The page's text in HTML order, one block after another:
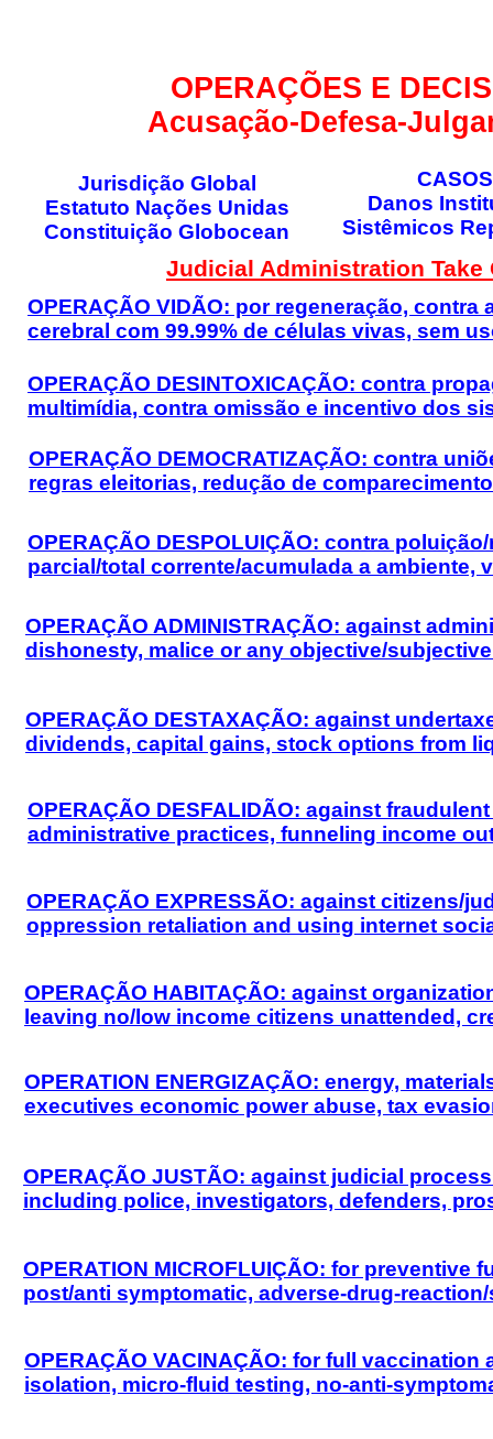
OPERAÇÕES E
Acusação-Defesa-
OPERAÇÃO VIDÃO: por regeneração,
cerebral com 99.99% de células vivas, sem
OPERAÇÃO DESINTOXICAÇÃO: contra
multimídia, contra omissão e incentivo dos
Jurisdição Global
Estatuto Nações Unidas
Constituição Globocean
Danos
Sistêmicos
OPERAÇÃO DEMOCRATIZAÇÃO: contra
regras eleitorias, redução de
OPERAÇÃO DESPOLUIÇÃO: contra
parcial/total corrente/acumulada a ambiente,
OPERAÇÃO ADMINISTRAÇÃO: against
dishonesty, malice or any objective/
Judicial Administration Take
OPERAÇÃO DESTAXAÇÃO: against
dividends, capital gains, stock options from
OPERAÇÃO DESFALIDÃO: against
administrative practices, funneling income
OPERAÇÃO EXPRESSÃO: against citizens/
oppression retaliation and using internet
OPERAÇÃO HABITAÇÃO: against
leaving no/low income citizens unattended,
OPERATION ENERGIZAÇÃO: energy,
executives economic power abuse, tax
OPERAÇÃO JUSTÃO: against judicial
including police, investigators, defenders,
OPERATION MICROFLUIÇÃO: for
post/anti symptomatic, adverse-drug-
OPERAÇÃO VACINAÇÃO: for full
isolation, micro-fluid testing, no-anti-